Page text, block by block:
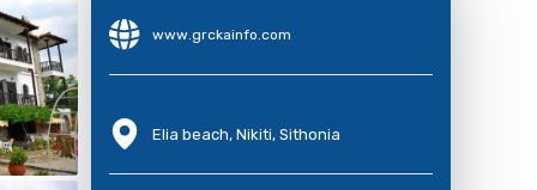
www.grckainfo.com
Elia beach, Nikiti, Sithonia